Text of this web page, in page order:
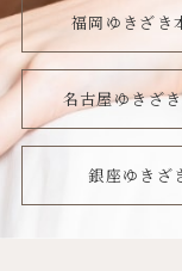
福岡ゆきざき
名古屋ゆきざ
銀座ゆきざ